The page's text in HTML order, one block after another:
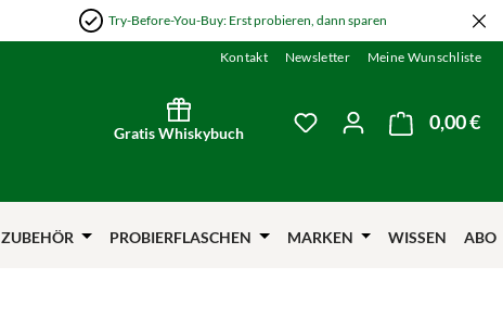
Try-Before-You-Buy: Erst probieren, dann sparen
Kontakt Newsletter Meine Wunschliste
Gratis Whiskybuch
Du hast 0 Produkte
0,00 €
ZUBEHÖR PROBIERFLASCHEN MARKEN WISSEN ABO